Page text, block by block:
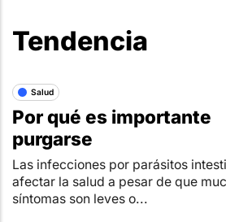
Tendencia
Salud
Por qué es importante
purgarse
Las infecciones por parásitos
afectar la salud a pesar de que
síntomas son leves o...